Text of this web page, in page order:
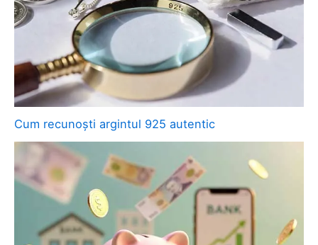
Cum recunoști argintul 925 autentic